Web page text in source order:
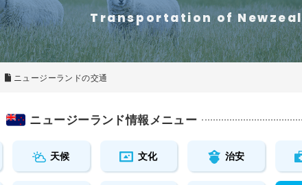
Transportation of
ニュージーランドの交通
ニュージーランド情報メニュー
天候 文化 治安